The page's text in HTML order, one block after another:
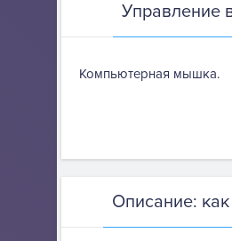
Управление
Компьютерная мышка.
Описание: как